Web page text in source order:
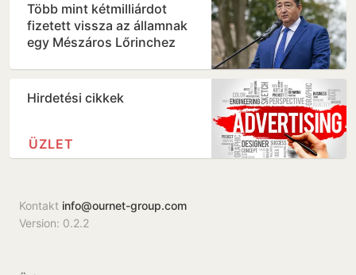
Több mint kétmilliárdot
fizetett vissza az államnak
egy Mészáros Lőrinchez
Hirdetési cikkek
ÜZLET
Kontakt info@ournet-group.com
Version: 0.2.2